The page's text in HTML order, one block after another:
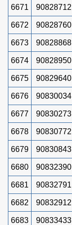
6671 90828712
6672 90828760
6673 90828868
6674 90828950
6675 90829640
6676 90830034
6677 90830273
6678 90830772
6679 90830843
6680 90832390
6681 90832791
6682 90832912
6683 90833433